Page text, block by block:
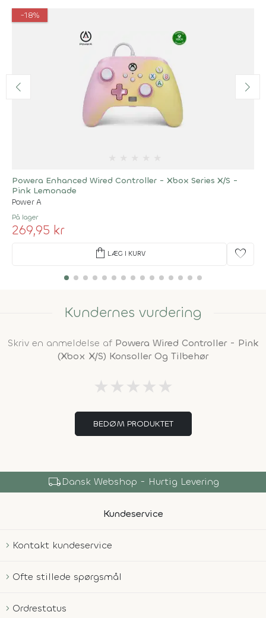
-18%
Powera Enhanced Wired Controller - Xbox Series X/S -
Pink Lemonade
Power A
På lager
269,95 kr
shopping_bag LÆG I KURV favorite
Kundernes vurdering
Skriv en anmeldelse af Powera Wired Controller - Pink
(Xbox X/S) Konsoller Og Tilbehør
★ ★ ★ ★ ★
BEDØM PRODUKTET
local_shippingDansk Webshop - Hurtig Levering
Kundeservice
Kontakt kundeservice
Ofte stillede spørgsmål
Ordrestatus